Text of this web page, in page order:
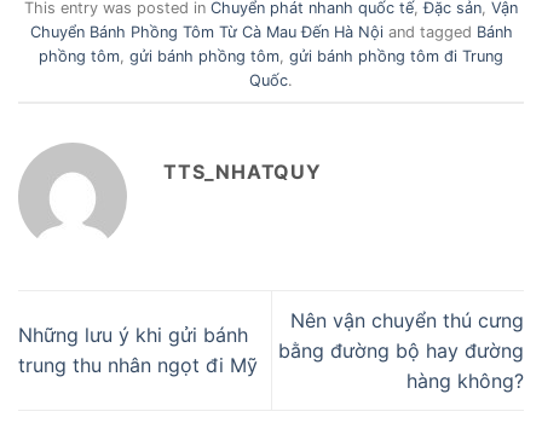
This entry was posted in Chuyển phát nhanh quốc tế,Đặc sản Vận
Chuyển Bánh Phồng Tôm Từ Cà Mau Đến Hà Nộiand tagged Bánh
phồng tôm gửi bánh phồng tôm gửi bánh phồng tôm đi Trung
Quốc.
TTS_NHATQUY
Những lưu ý khi gửi bánh
trung thu nhân ngọt đi Mỹ
Nên vận chuyển thú cưng
bằng đường bộ hay đường
hàng không?